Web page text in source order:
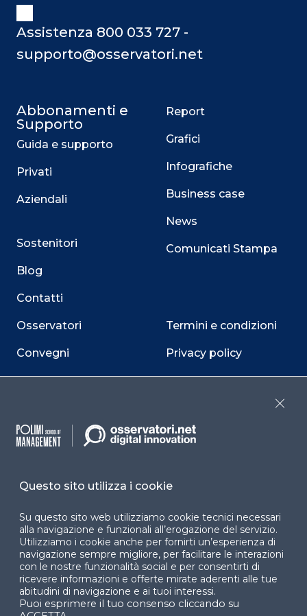
Assistenza 800 033 727 -
supporto@osservatori.net
Abbonamenti e
Supporto
Guida e supporto
Privati
Aziendali
Sostenitori
Blog
Contatti
Osservatori
Convegni
Webinar
Report
Grafici
Infografiche
Business case
News
Comunicati Stampa
Termini e condizioni
Privacy policy
Cookie policy
Dichiarazione di
Cookie Center
Facebook LinkedIn
YouTube X
Questo sito utilizza i cookie
Su questo sito web utilizziamo cookie tecnici necessari
alla navigazione e funzionali all’erogazione del servizio.
Utilizziamo i cookie anche per fornirti un’esperienza di
navigazione sempre migliore, per facilitare le interazioni
con le nostre funzionalità social e per consentirti di
ricevere informazioni e offerte mirate aderenti alle tue
abitudini di navigazione e ai tuoi interessi.
Puoi esprimere il tuo consenso cliccando su